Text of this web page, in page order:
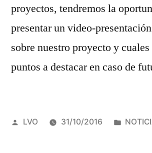
proyectos, tendremos la
presentar un video-
sobre nuestro proyecto y
puntos a destacar en caso de
Publicado
LVO 31/10/2016